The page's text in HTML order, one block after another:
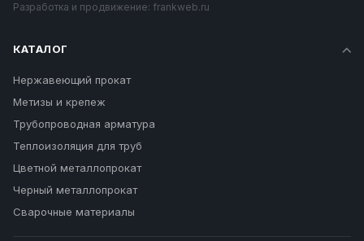
Разработка и продвижение: frankweb.ru
КАТАЛОГ
Нержавеющий прокат
Метизы и крепеж
Трубопроводная арматура
Теплоизоляция для труб
Цветной металлопрокат
Черный металлопрокат
Сварочные материалы